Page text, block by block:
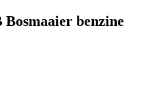
Bosmaaier benzine